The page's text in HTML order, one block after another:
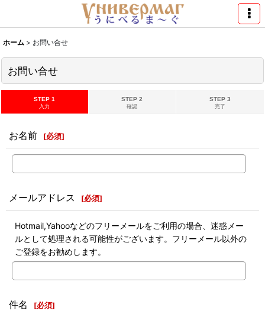
ホーム > お問い合せ
お問い合せ
STEP 1
入力
STEP 2
確認
STEP 3
完了
お名前 [必須]
メールアドレス [必須]
Hotmail,Yahooなどのフリーメールをご利用の場合、迷惑メー
ルとして処理される可能性がございます。フリーメール以外の
ご登録をお勧めします。
件名 [必須]